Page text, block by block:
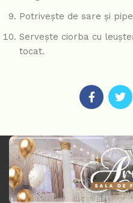
Potrivește de sare și
Servește ciorba cu
tocat.